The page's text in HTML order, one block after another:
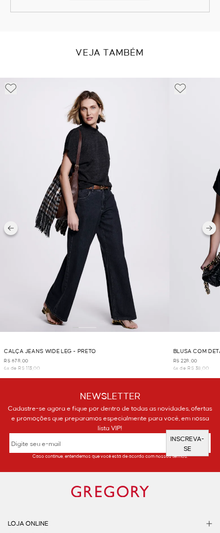
VEJA TAMBÉM
CALÇA JEANS WIDE LEG - PRETO
R$ 678,00
6x de R$ 113,00
BLUSA COM
R$ 228,00
6x de R$ 38,00
NEWSLETTER
Cadastre-se agora e fique por dentro de todas as novidades, ofertas
e promoções que preparamos especialmente para você, em nossa
lista VIP!
INSCREVA-
SE
Caso continue, entendemos que você está de acordo com nossos termos.
LOJA ONLINE